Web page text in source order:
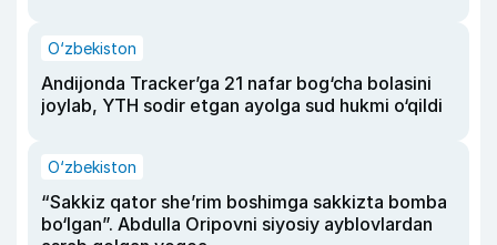
O‘zbekiston
Andijonda Tracker’ga 21 nafar bog‘cha bolasini
joylab, YTH sodir etgan ayolga sud hukmi o‘qildi
O‘zbekiston
“Sakkiz qator she’rim boshimga sakkizta bomba
bo‘lgan”. Abdulla Oripovni siyosiy ayblovlardan